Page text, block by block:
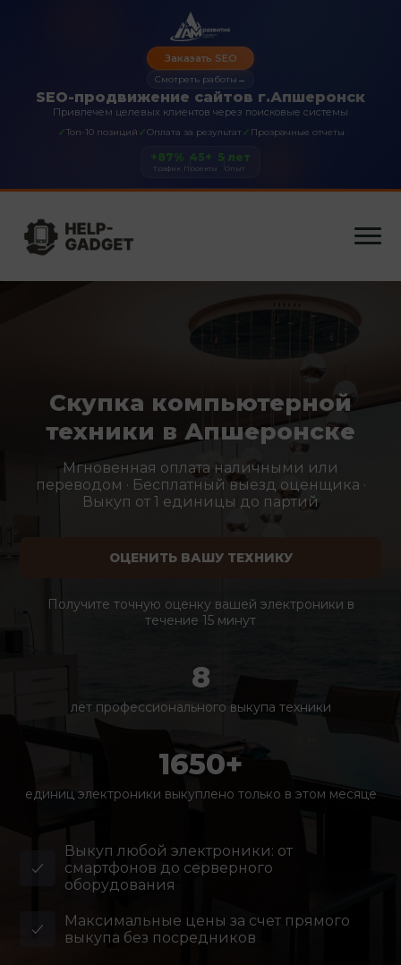
SEO-продвижение сайтов г.Апшеронск
Привлечем целевых клиентов через поисковые системы
✓Топ-10 позиций ✓Оплата за результат✓ Прозрачные отчеты
Заказать SEO
Смотреть работы →
+87%
Трафик
45+
Проекты
5 лет
Опыт
Скупка компьютерной
техники в Апшеронске
Мгновенная оплата наличными или
переводом · Бесплатный выезд оценщика ·
Выкуп от 1 единицы до партий
ОЦЕНИТЬ ВАШУ ТЕХНИКУ
Получите точную оценку вашей электроники в
течение 15 минут
8
лет профессионального выкупа техники
1650+
единиц электроники выкуплено только в этом месяце
Выкуп любой электроники: от
смартфонов до серверного
оборудования
Максимальные цены за счет прямого
выкупа без посредников